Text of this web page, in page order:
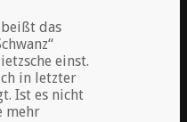
das
einst.
in letzter
Ist es nicht
mehr